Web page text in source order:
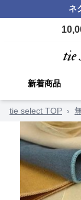
ネ
新着商品
tie select TOP ›